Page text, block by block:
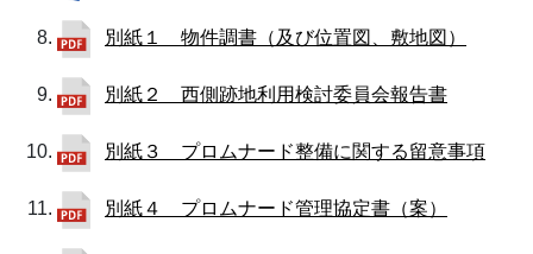
別紙１ 物件調書（及び位置図、敷地図）
別紙２ 西側跡地利用検討委員会報告書
別紙３ プロムナード整備に関する留意事項
別紙４ プロムナード管理協定書（案）